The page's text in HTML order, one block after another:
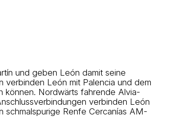
und geben León damit seine
verbinden León mit Palencia und dem
können. Nordwärts fahrende Alvia-
verbinden León
schmalspurige Renfe Cercanías AM-